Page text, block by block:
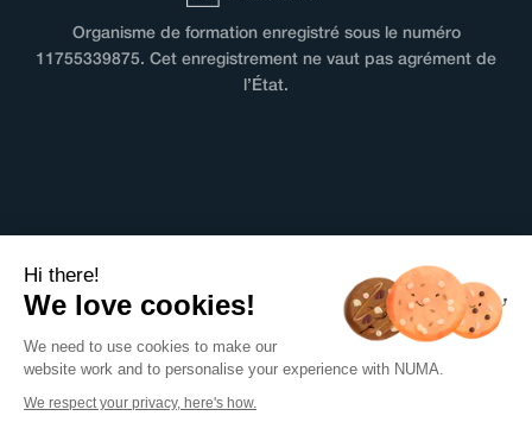
Organisme de formation enregistré sous le numéro
11755339875. Cet enregistrement ne vaut pas agrément de
l’État.
Mentions légales
Politique de confidentialité
Hi there!
We love cookies!
We need to use cookies to make our
website work and to personalise your experience with NUMA.
We respect your privacy, here's how.